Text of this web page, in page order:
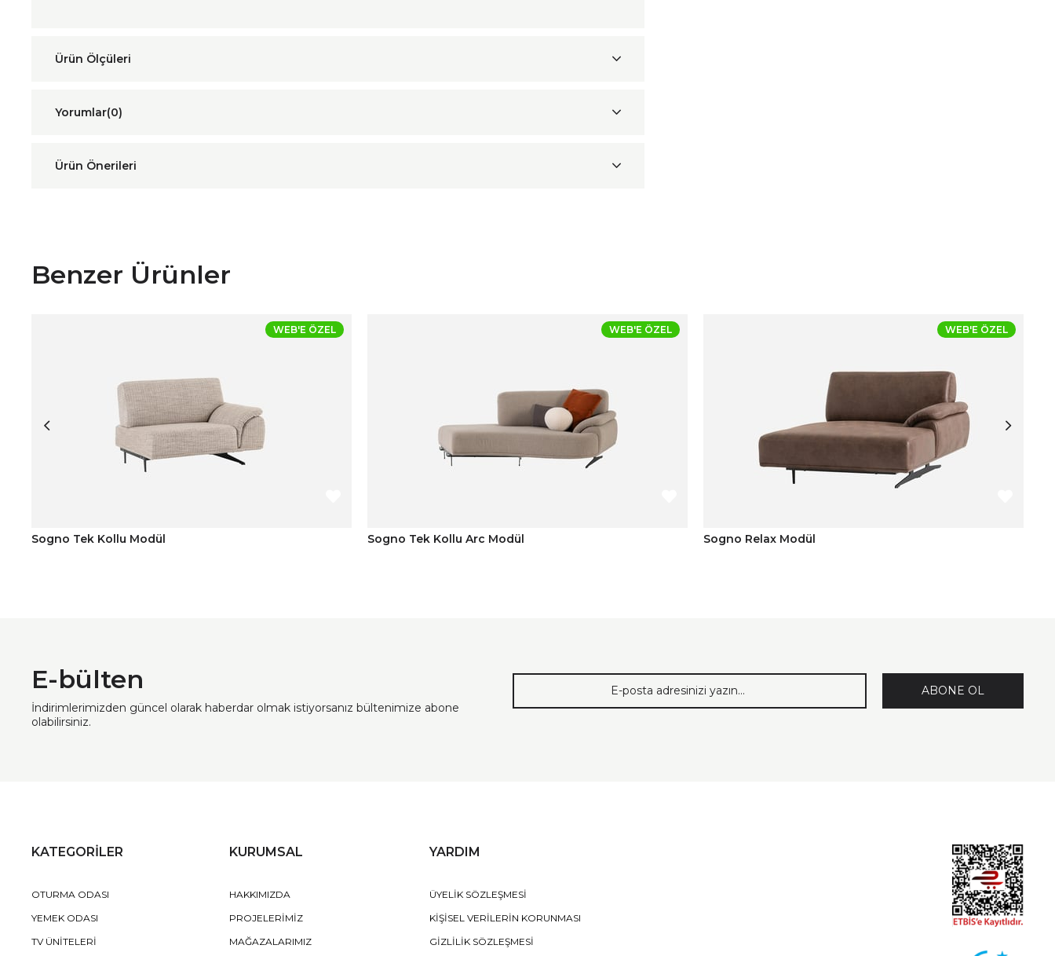
Yorumlar(0)
Ürün Önerileri
Benzer Ürünler
Sogno Tek Kollu Modül
WEB'E ÖZEL
Sogno Tek Kollu Arc Modül
WEB'E ÖZEL
Sogno Relax Modül
WEB'E ÖZEL
E-bülten
İndirimlerimizden güncel olarak haberdar olmak istiyorsanız bültenimize abone
olabilirsiniz.
ABONE OL
KATEGORİLER
OTURMA ODASI
YEMEK ODASI
TV ÜNİTELERİ
KURUMSAL
HAKKIMIZDA
PROJELERİMİZ
MAĞAZALARIMIZ
YARDIM
ÜYELİK SÖZLEŞMESİ
KİŞİSEL VERİLERİN KORUNMASI
GİZLİLİK SÖZLEŞMESİ